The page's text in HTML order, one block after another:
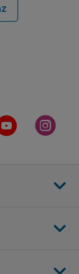
de Allianz
Twitter de
la page
Aller sur la
Aller